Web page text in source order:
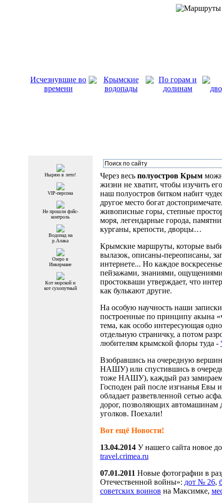
Исчезнувшие во
времени
Крымские
водопады
По горам и
долинам
Ныряю в лето!
VIP-персона
Не прошли фэйс-
контроль
Водопад на
р.Алака
Озеро в
Инкермане
Кот морской и
кот сухопутный
Через весь полуостров Крым
жизни не хватит, чтобы изучить
наш полуостров битком набит
другое место богат
живописные горы, степные
моря, легендарные города,
курганы, крепости, дворцы…
Крымские маршруты, которые
вылазок, описаны-переописаны,
интернете... Но каждое
пейзажами, знаниями,
простокваши утверждает, что
как булькают другие.
На особую научность наши
построенные по принципу акына
тема, как особо интересующая
отдельную страничку, а потом
любителям крымской флоры туда -
Взобравшись на очередную
НАШУ) или спустившись в
тоже НАШУ), каждый раз
Господен рай после изгнанья
обладает разветвленной сетью
дорог, позволяющих автомашинам
уголков. Поехали!
Вот ещё Новости!
13.04.2014 У нашего сайта новое
travel.crimea.ru
07.01.2011 Новые фотографии в
Отечественной войны»: дот № 26,
советских воинов на Максимке,